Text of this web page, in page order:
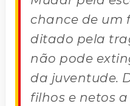
chance de um
ditado pela
não pode
da juventude.
filhos e netos